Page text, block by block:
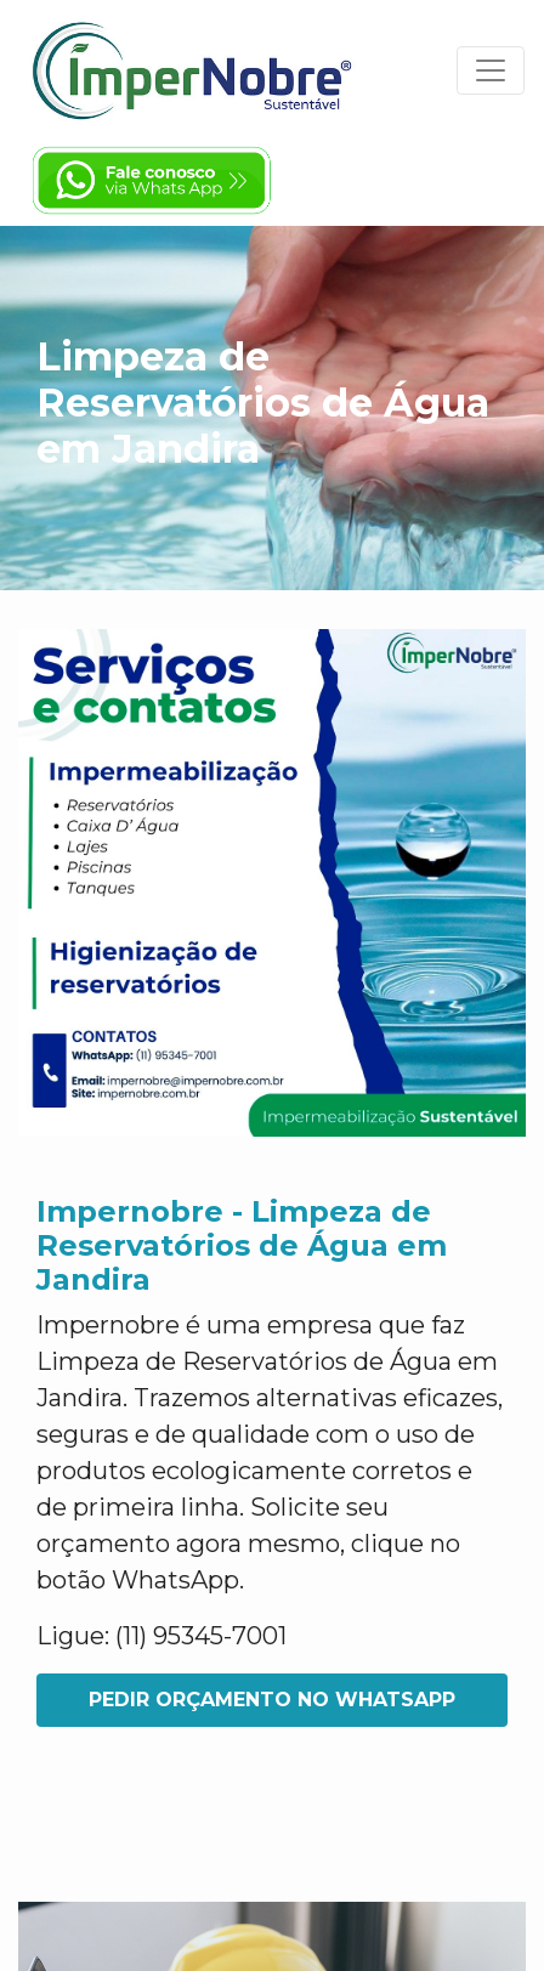
Limpeza de
Reservatórios de Água
em Jandira
Impernobre - Limpeza de
Reservatórios de Água em
Jandira
Impernobre é uma empresa que faz
Limpeza de Reservatórios de Água em
Jandira. Trazemos alternativas eficazes,
seguras e de qualidade com o uso de
produtos ecologicamente corretos e
de primeira linha. Solicite seu
orçamento agora mesmo, clique no
botão WhatsApp.
Ligue: (11) 95345-7001
PEDIR ORÇAMENTO NO WHATSAPP